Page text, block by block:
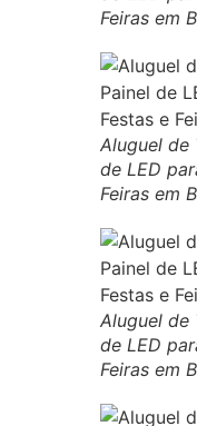
Feiras em
Aluguel de
de LED
Feiras em
Aluguel de
de LED
Feiras em